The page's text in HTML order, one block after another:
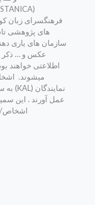
های پژوهشی
سازمان های یاری
عکس و … ذکر
اطلاعتی خواهند
میشوند.
اشخاص/